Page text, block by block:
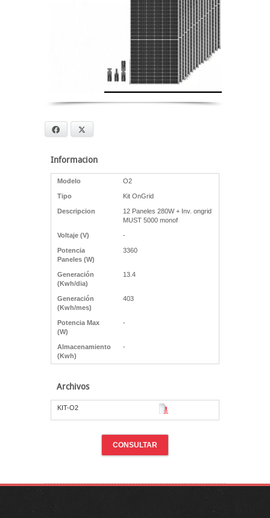
Facebook
Informacion
Modelo O2
Tipo Kit OnGrid
Descripcion
12 Paneles 280W + Inv. ongrid
MUST 5000 monof
Voltaje (V) -
Potencia
Paneles (W)
3360
Generación
(Kwh/dia)
13.4
Generación
(Kwh/mes)
403
Potencia Max
(W)
-
Almacenamiento
(Kwh)
-
Archivos
KIT-O2
CONSULTAR